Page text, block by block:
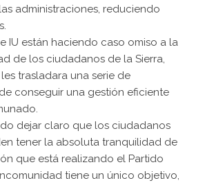
administraciones, reduciendo
e IU están haciendo caso omiso a la
de los ciudadanos de la Sierra,
trasladara una serie de
conseguir una gestión eficiente
dejar claro que los ciudadanos
tener la absoluta tranquilidad de
que está realizando el Partido
tiene un único objetivo,